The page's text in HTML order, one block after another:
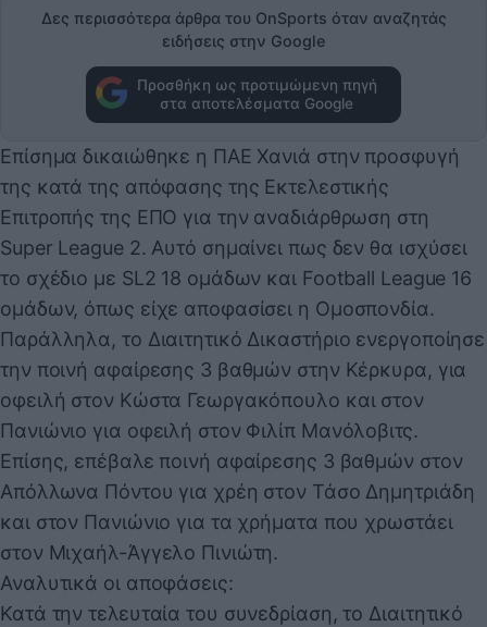
Δες περισσότερα άρθρα του OnSports όταν αναζητάς
ειδήσεις στην Google
Προσθήκη ως προτιμώμενη πηγή
στα αποτελέσματα Google
Επίσημα δικαιώθηκε η ΠΑΕ Χανιά στην προσφυγή
της κατά της απόφασης της Εκτελεστικής
Επιτροπής της ΕΠΟ για την αναδιάρθρωση στη
Super League 2. Αυτό σημαίνει πως δεν θα ισχύσει
το σχέδιο με SL2 18 ομάδων και Football League 16
ομάδων, όπως είχε αποφασίσει η Ομοσπονδία.
Παράλληλα, το Διαιτητικό Δικαστήριο ενεργοποίησε
την ποινή αφαίρεσης 3 βαθμών στην Κέρκυρα, για
οφειλή στον Κώστα Γεωργακόπουλο και στον
Πανιώνιο για οφειλή στον Φιλίπ Μανόλοβιτς.
Επίσης, επέβαλε ποινή αφαίρεσης 3 βαθμών στον
Απόλλωνα Πόντου για χρέη στον Τάσο Δημητριάδη
και στον Πανιώνιο για τα χρήματα που χρωστάει
στον Μιχαήλ-Άγγελο Πινιώτη.
Αναλυτικά οι αποφάσεις:
Κατά την τελευταία του συνεδρίαση, το Διαιτητικό